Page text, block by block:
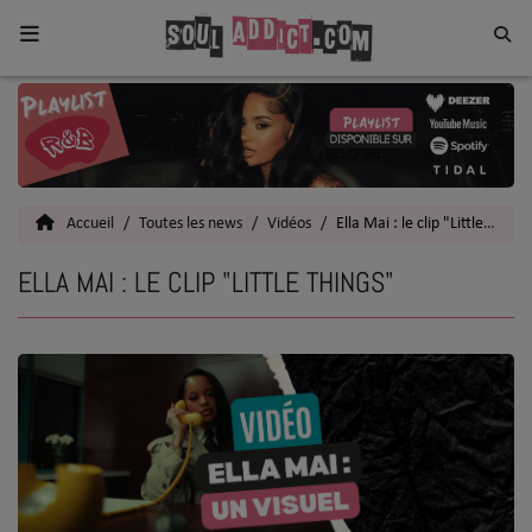
Home
Toutes les News
Actu
Talents
Top 5
Accueil Toutes les news Vidéos Ella Mai : le clip "Little Things"
ELLA MAI : LE CLIP "LITTLE THINGS"